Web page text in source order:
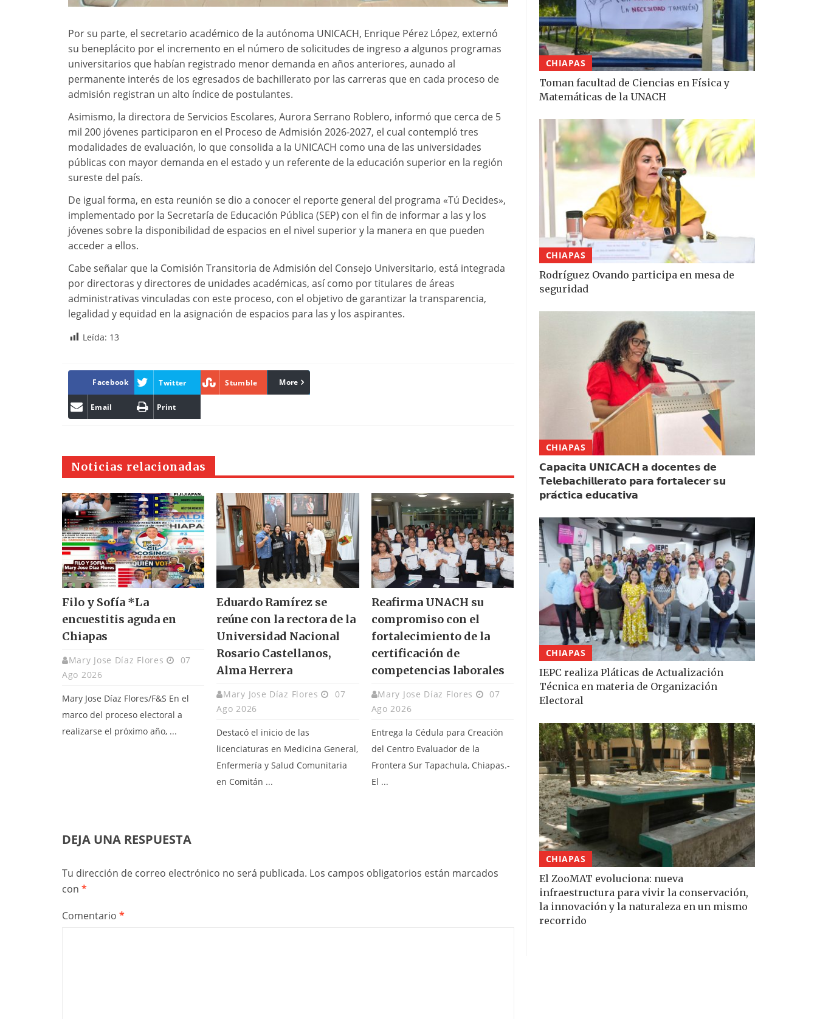
Por su parte, el secretario académico de la autónoma UNICACH, Enrique Pérez López, externó
su beneplácito por el incremento en el número de solicitudes de ingreso a algunos programas
universitarios que habían registrado menor demanda en años anteriores, aunado al
permanente interés de los egresados de bachillerato por las carreras que en cada proceso de
admisión registran un alto índice de postulantes.
Asimismo, la directora de Servicios Escolares, Aurora Serrano Roblero, informó que cerca de 5
mil 200 jóvenes participaron en el Proceso de Admisión 2026-2027, el cual contempló tres
modalidades de evaluación, lo que consolida a la UNICACH como una de las universidades
públicas con mayor demanda en el estado y un referente de la educación superior en la región
sureste del país.
De igual forma, en esta reunión se dio a conocer el reporte general del programa «Tú Decides»,
implementado por la Secretaría de Educación Pública (SEP) con el fin de informar a las y los
jóvenes sobre la disponibilidad de espacios en el nivel superior y la manera en que pueden
acceder a ellos.
Cabe señalar que la Comisión Transitoria de Admisión del Consejo Universitario, está integrada
por directoras y directores de unidades académicas, así como por titulares de áreas
administrativas vinculadas con este proceso, con el objetivo de garantizar la transparencia,
legalidad y equidad en la asignación de espacios para las y los aspirantes.
Leída: 13
Facebook Twitter Stumble linkedin
Email Print
More
Noticias relacionadas
Filo y Sofía *La
encuestitis aguda en
Chiapas
Mary Jose Díaz Flores
07
Ago 2026
Mary Jose Díaz Flores/F&S En el
marco del proceso electoral a
realizarse el próximo año, ...
Eduardo Ramírez se
reúne con la rectora de la
Universidad Nacional
Rosario Castellanos,
Alma Herrera
Mary Jose Díaz Flores
07
Ago 2026
Destacó el inicio de las
licenciaturas en Medicina General,
Enfermería y Salud Comunitaria
en Comitán ...
Reafirma UNACH su
compromiso con el
fortalecimiento de la
certificación de
competencias laborales
Mary Jose Díaz Flores
07
Ago 2026
Entrega la Cédula para Creación
del Centro Evaluador de la
Frontera Sur Tapachula, Chiapas.-
El ...
DEJA UNA RESPUESTA
Tu dirección de correo electrónico no será publicada. Los campos obligatorios están marcados
con *
Comentario *
CHIAPAS
Toman facultad de Ciencias en Física y
Matemáticas de la UNACH
CHIAPAS
Rodríguez Ovando participa en mesa de
seguridad
CHIAPAS
𝗖𝗮𝗽𝗮𝗰𝗶𝘁𝗮 𝗨𝗡𝗜𝗖𝗔𝗖𝗛 𝗮 𝗱𝗼𝗰𝗲𝗻𝘁𝗲𝘀 𝗱𝗲
𝗧𝗲𝗹𝗲𝗯𝗮𝗰𝗵𝗶𝗹𝗹𝗲𝗿𝗮𝘁𝗼 𝗽𝗮𝗿𝗮 𝗳𝗼𝗿𝘁𝗮𝗹𝗲𝗰𝗲𝗿 𝘀𝘂
𝗽𝗿𝗮́𝗰𝘁𝗶𝗰𝗮 𝗲𝗱𝘂𝗰𝗮𝘁𝗶𝘃𝗮
CHIAPAS
IEPC realiza Pláticas de Actualización
Técnica en materia de Organización
Electoral
CHIAPAS
El ZooMAT evoluciona: nueva
infraestructura para vivir la conservación,
la innovación y la naturaleza en un mismo
recorrido